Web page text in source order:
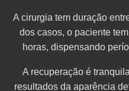
A cirurgia tem duração
dos casos, o paciente
horas, dispensando
A recuperação é
resultados da aparência